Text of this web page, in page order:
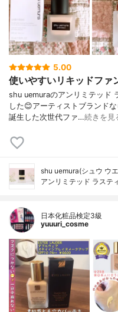
5.00
使いやすいリキッドファ
shu uemuraのアンリミテッド
した😊アーティストブランド
誕生した次世代ファ…続きを見
shu uemura(シュウ ウ
アンリミテッド ラステ
日本化粧品検定3級
yuuuri_cosme